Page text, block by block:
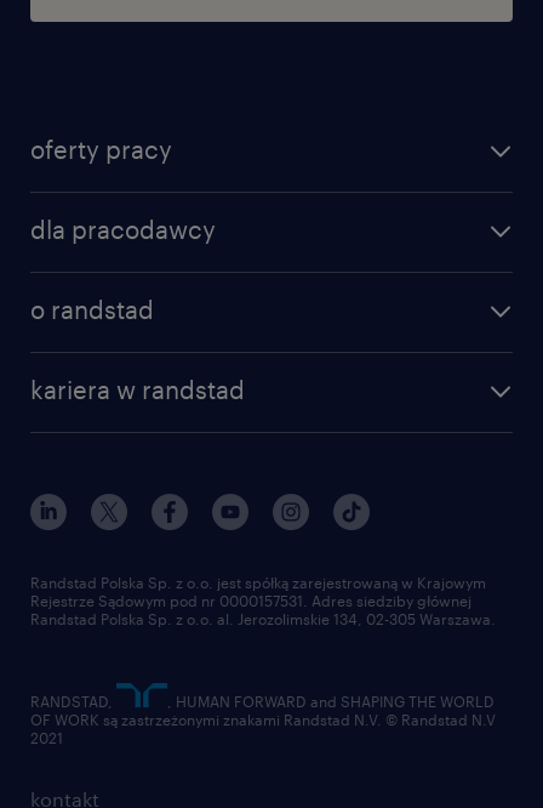
oferty pracy
specjalizacje
praca w amazon
dla pracodawcy
o randstad
dla mediów
dla dostawców
kariera w randstad
nasz świat
pracuj w randstad
złóż CV
kontakt
Randstad Polska Sp. z o.o. jest spółką zarejestrowaną w Krajowym
Rejestrze Sądowym pod nr 0000157531. Adres siedziby głównej
Randstad Polska Sp. z o.o. al. Jerozolimskie 134, 02-305 Warszawa.
RANDSTAD,
, HUMAN FORWARD and SHAPING THE WORLD
OF WORK są zastrzeżonymi znakami Randstad N.V. © Randstad N.V
2021